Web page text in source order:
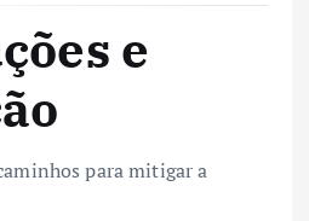
e
para mitigar a